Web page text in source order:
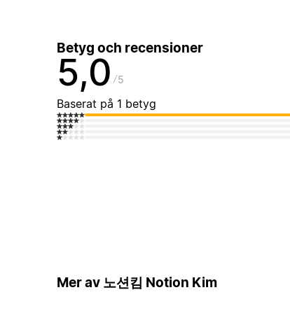
Betyg och recensioner
5,0 5
Baserat på 1 betyg
Mer av 노션킴 Notion Kim